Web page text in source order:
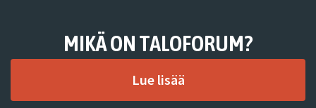
MIKÄ ON TALOFORUM?
Lue lisää